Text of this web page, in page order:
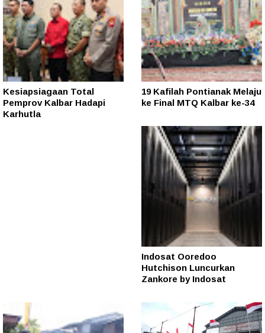
Kesiapsiagaan Total
Pemprov Kalbar Hadapi
Karhutla
19 Kafilah Pontianak Melaju
ke Final MTQ Kalbar ke-34
Indosat Ooredoo
Hutchison Luncurkan
Zankore by Indosat